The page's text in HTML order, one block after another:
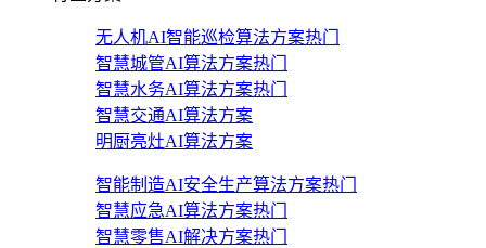
无人机AI智能巡检算法方案热门
智慧城管AI算法方案热门
智慧水务AI算法方案热门
智慧交通AI算法方案
明厨亮灶AI算法方案
智能制造AI安全生产算法方案热门
智慧应急AI算法方案热门
智慧零售AI解决方案热门